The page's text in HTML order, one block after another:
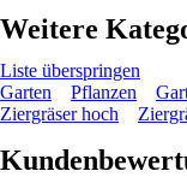
Weitere
Liste überspringen
Garten
Pflanzen
Ziergräser hoch